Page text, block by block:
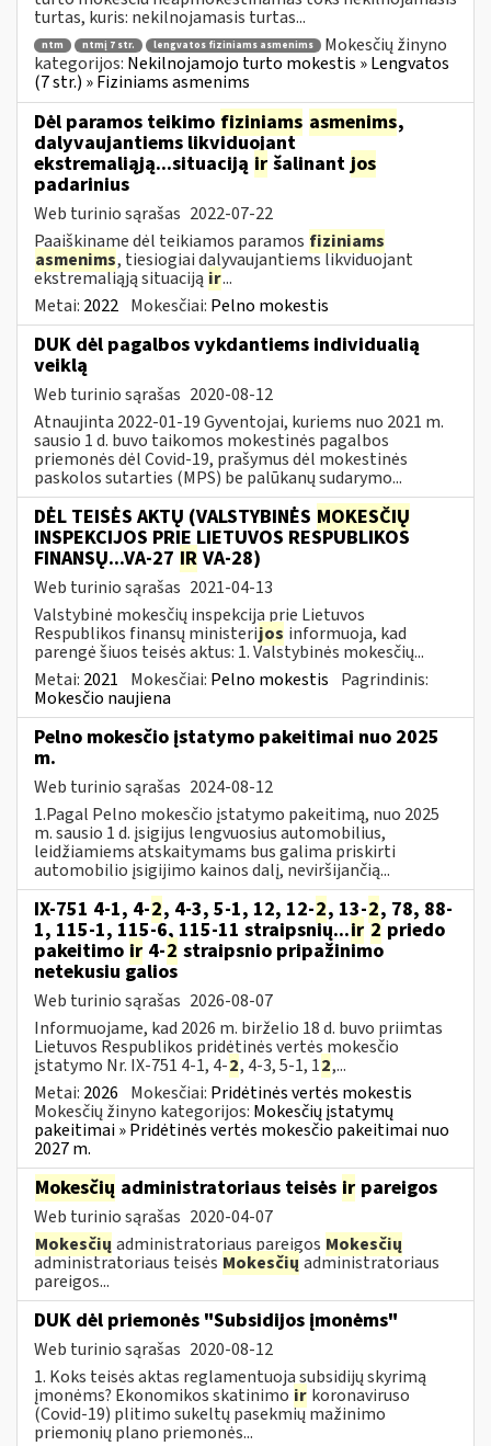
turtas, kuris: nekilnojamasis turtas...
ntm ntmį 7 str. lengvatos fiziniams asmenims
Mokesčių žinyno
kategorijos: Nekilnojamojo turto mokestis » Lengvatos
(7 str.) » Fiziniams asmenims
Dėl paramos teikimo fiziniams asmenims,
dalyvaujantiems likviduojant
ekstremaliąją...situaciją ir šalinant jos
padarinius
Web turinio sąrašas 2022-07-22
Paaiškiname dėl teikiamos paramos fiziniams
asmenims, tiesiogiai dalyvaujantiems likviduojant
ekstremaliąją situaciją ir...
Metai: 2022 Mokesčiai: Pelno mokestis
DUK dėl pagalbos vykdantiems individualią
veiklą
Web turinio sąrašas 2020-08-12
Atnaujinta 2022-01-19 Gyventojai, kuriems nuo 2021 m.
sausio 1 d. buvo taikomos mokestinės pagalbos
priemonės dėl Covid-19, prašymus dėl mokestinės
paskolos sutarties (MPS) be palūkanų sudarymo...
DĖL TEISĖS AKTŲ (VALSTYBINĖS MOKESČIŲ
INSPEKCIJOS PRIE LIETUVOS RESPUBLIKOS
FINANSŲ...VA-27 IR VA-28)
Web turinio sąrašas 2021-04-13
Valstybinė mokesčių inspekcija prie Lietuvos
Respublikos finansų ministerijos informuoja, kad
parengė šiuos teisės aktus: 1. Valstybinės mokesčių...
Metai: 2021 Mokesčiai: Pelno mokestis Pagrindinis:
Mokesčio naujiena
Pelno mokesčio įstatymo pakeitimai nuo 2025
m.
Web turinio sąrašas 2024-08-12
1.Pagal Pelno mokesčio įstatymo pakeitimą, nuo 2025
m. sausio 1 d. įsigijus lengvuosius automobilius,
leidžiamiems atskaitymams bus galima priskirti
automobilio įsigijimo kainos dalį, neviršijančią...
IX-751 4-1, 4-2, 4-3, 5-1, 12, 12-2, 13-2, 78, 88-
1, 115-1, 115-6, 115-11 straipsnių...ir 2 priedo
pakeitimo ir 4-2 straipsnio pripažinimo
netekusiu galios
Web turinio sąrašas 2026-08-07
Informuojame, kad 2026 m. birželio 18 d. buvo priimtas
Lietuvos Respublikos pridėtinės vertės mokesčio
įstatymo Nr. IX-751 4-1, 4-2, 4-3, 5-1, 12,...
Metai: 2026 Mokesčiai: Pridėtinės vertės mokestis
Mokesčių žinyno kategorijos: Mokesčių įstatymų
pakeitimai » Pridėtinės vertės mokesčio pakeitimai nuo
2027 m.
Mokesčių administratoriaus teisės ir pareigos
Web turinio sąrašas 2020-04-07
Mokesčių administratoriaus pareigos Mokesčių
administratoriaus teisės Mokesčių administratoriaus
pareigos...
DUK dėl priemonės "Subsidijos įmonėms"
Web turinio sąrašas 2020-08-12
1. Koks teisės aktas reglamentuoja subsidijų skyrimą
įmonėms? Ekonomikos skatinimo ir koronaviruso
(Covid-19) plitimo sukeltų pasekmių mažinimo
priemonių plano priemonės...